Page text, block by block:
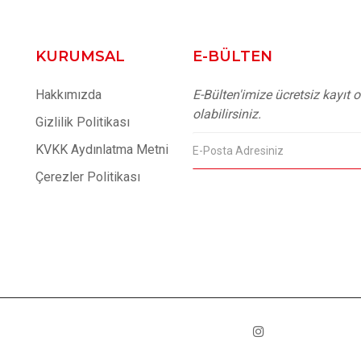
KURUMSAL
Hakkımızda
Gizlilik Politikası
KVKK Aydınlatma Metni
Çerezler Politikası
E-BÜLTEN
E-Bülten'imize ücretsiz kayıt
olabilirsiniz.